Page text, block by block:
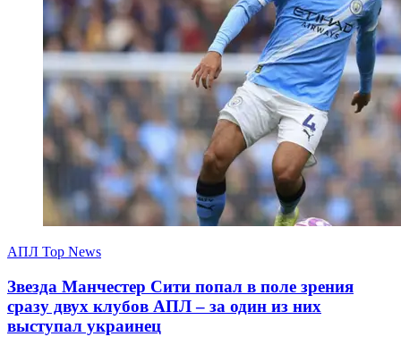
АПЛ Top News
Звезда Манчестер Сити попал в поле зрения
сразу двух клубов АПЛ – за один из них
выступал украинец